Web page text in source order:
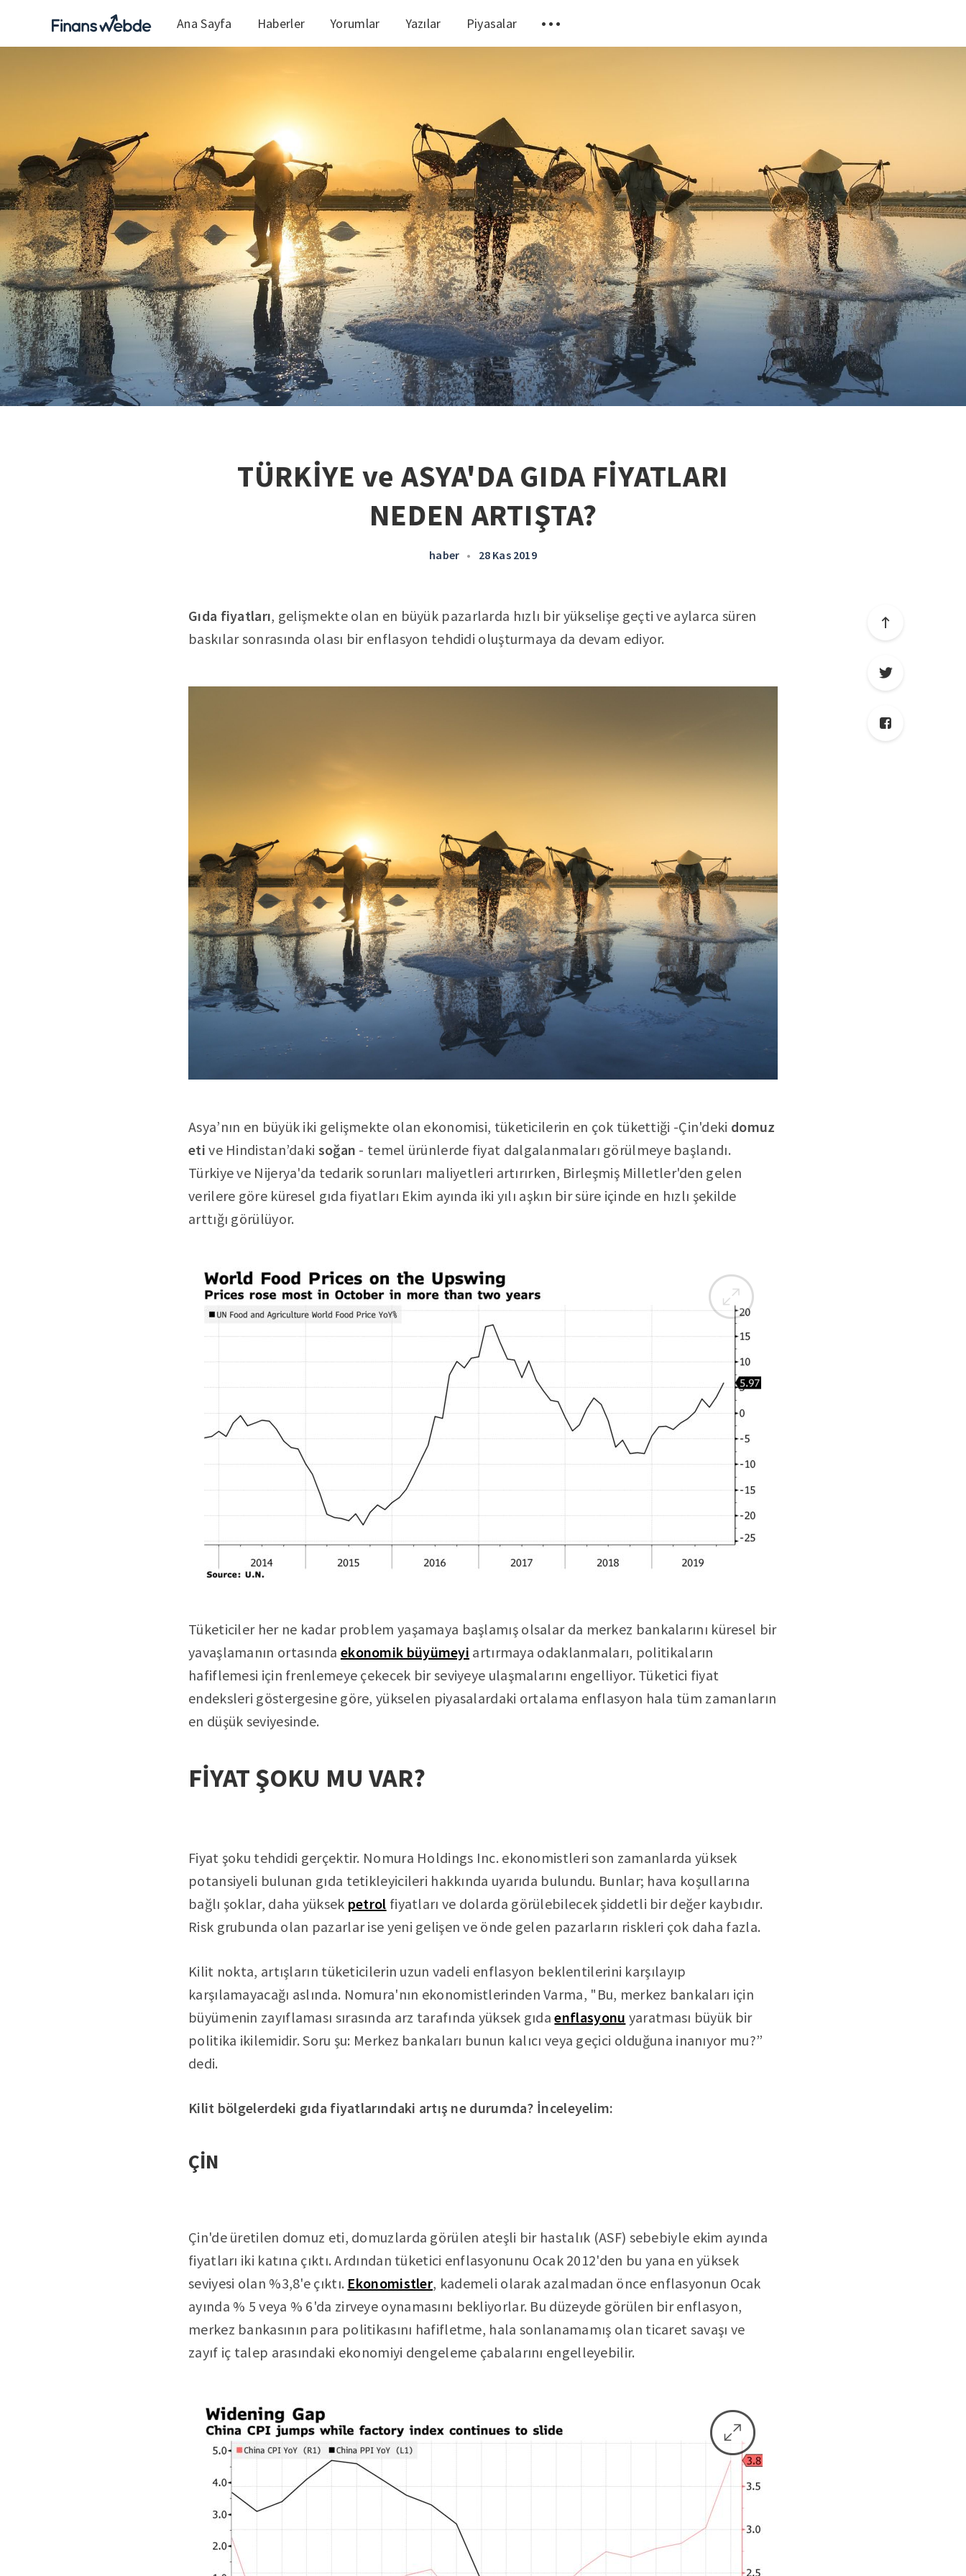
Ana Sayfa Haberler Yorumlar Yazılar Piyasalar
TÜRKİYE ve ASYA'DA GIDA FİYATLARI
NEDEN ARTIŞTA?
haber • 28 Kas 2019
Gıda fiyatları, gelişmekte olan en büyük pazarlarda hızlı bir yükselişe geçti ve aylarca süren
baskılar sonrasında olası bir enflasyon tehdidi oluşturmaya da devam ediyor.
Asya’nın en büyük iki gelişmekte olan ekonomisi, tüketicilerin en çok tükettiği -Çin'deki domuz
eti ve Hindistan’daki soğan - temel ürünlerde fiyat dalgalanmaları görülmeye başlandı.
Türkiye ve Nijerya'da tedarik sorunları maliyetleri artırırken, Birleşmiş Milletler'den gelen
verilere göre küresel gıda fiyatları Ekim ayında iki yılı aşkın bir süre içinde en hızlı şekilde
arttığı görülüyor.
Tüketiciler her ne kadar problem yaşamaya başlamış olsalar da merkez bankalarını küresel bir
yavaşlamanın ortasında ekonomik büyümeyi artırmaya odaklanmaları, politikaların
hafiflemesi için frenlemeye çekecek bir seviyeye ulaşmalarını engelliyor. Tüketici fiyat
endeksleri göstergesine göre, yükselen piyasalardaki ortalama enflasyon hala tüm zamanların
en düşük seviyesinde.
FİYAT ŞOKU MU VAR?
Fiyat şoku tehdidi gerçektir. Nomura Holdings Inc. ekonomistleri son zamanlarda yüksek
potansiyeli bulunan gıda tetikleyicileri hakkında uyarıda bulundu. Bunlar; hava koşullarına
bağlı şoklar, daha yüksek petrol fiyatları ve dolarda görülebilecek şiddetli bir değer kaybıdır.
Risk grubunda olan pazarlar ise yeni gelişen ve önde gelen pazarların riskleri çok daha fazla.
Kilit nokta, artışların tüketicilerin uzun vadeli enflasyon beklentilerini karşılayıp
karşılamayacağı aslında. Nomura'nın ekonomistlerinden Varma, "Bu, merkez bankaları için
büyümenin zayıflaması sırasında arz tarafında yüksek gıdaenflasyonu yaratması büyük bir
politika ikilemidir. Soru şu: Merkez bankaları bunun kalıcı veya geçici olduğuna inanıyor mu?”
dedi.
Kilit bölgelerdeki gıda fiyatlarındaki artış ne durumda? İnceleyelim:
ÇİN
Çin'de üretilen domuz eti, domuzlarda görülen ateşli bir hastalık (ASF) sebebiyle ekim ayında
fiyatları iki katına çıktı. Ardından tüketici enflasyonunu Ocak 2012'den bu yana en yüksek
seviyesi olan %3,8'e çıktı. Ekonomistler, kademeli olarak azalmadan önce enflasyonun Ocak
ayında % 5 veya % 6'da zirveye oynamasını bekliyorlar. Bu düzeyde görülen bir enflasyon,
merkez bankasının para politikasını hafifletme, hala sonlanamamış olan ticaret savaşı ve
zayıf iç talep arasındaki ekonomiyi dengeleme çabalarını engelleyebilir.